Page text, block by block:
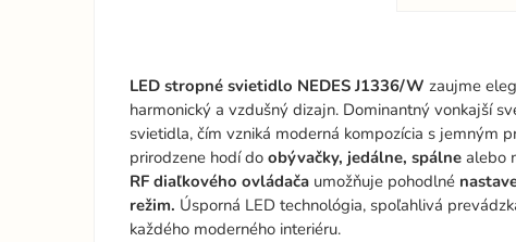
LED stropné svietidlo NEDES J1336/W zaujme
harmonický a vzdušný dizajn. Dominantný vonkajší
svietidla, čím vzniká moderná kompozícia s jemným
prirodzene hodí do obývačky, jedálne, spálne alebo
RF diaľkového ovládačaumožňuje pohodlné
režim. Úsporná LED technológia, spoľahlivá
každého moderného interiéru.